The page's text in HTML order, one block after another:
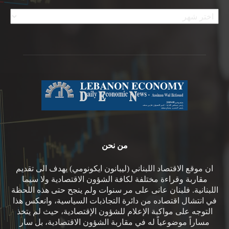
الأرشيف
من نحن
ان موقع الاقتصاد اللبناني (ليبانون ايكونومي) يهدف الى تقديم
مقاربة وقراءة مختلفة لكافة الشؤون الاقتصادية ولا سيما
اللبنانية. فلبنان عانى على مر سنوات ولم ينجح حتى هذه اللحظة
في انتشال اقتصاده من دائرة التجاذبات السياسية، وانعكس هذا
التوجه على مواكبة الإعلام للشؤون الإقتصادية، حيث لم يتخذ
مساراً موضوعياً له في مقاربة الشؤون الاقتصادية، بل سار